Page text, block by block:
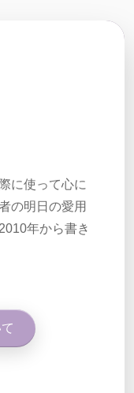
に使って心に
の明日の愛用
年から書き